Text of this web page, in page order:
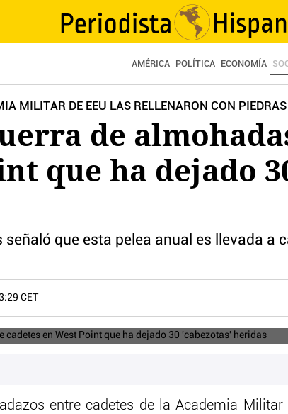
AMÉRICA POLÍTICA ECONOMÍA
MILITAR DE EEU LAS RELLENARON CON
de
que ha dejado
señaló que esta pelea anual es llevada a
CET
entre cadetes de la Academia Militar